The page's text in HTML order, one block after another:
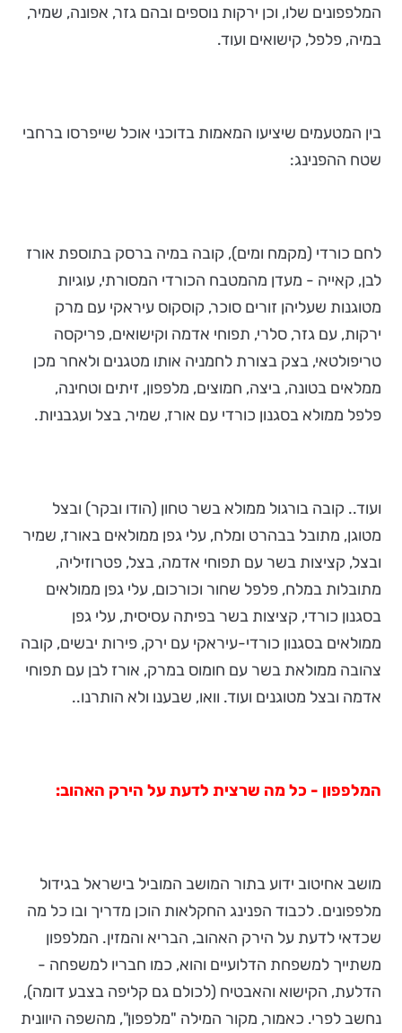
המלפפונים שלו, וכן ירקות נוספים ובהם גזר, אפונה, שמיר,
במיה, פלפל, קישואים ועוד.
בין המטעמים שיציעו המאמות בדוכני אוכל שייפרסו ברחבי
שטח ההפנינג:
לחם כורדי (מקמח ומים), קובה במיה ברסק בתוספת אורז
לבן, קאייה - מעדן מהמטבח הכורדי המסורתי, עוגיות
מטוגנות שעליהן זורים סוכר, קוסקוס עיראקי עם מרק
ירקות, עם גזר, סלרי, תפוחי אדמה וקישואים, פריקסה
טריפולטאי, בצק בצורת לחמניה אותו מטגנים ולאחר מכן
ממלאים בטונה, ביצה, חמוצים, מלפפון, זיתים וטחינה,
פלפל ממולא בסגנון כורדי עם אורז, שמיר, בצל ועגבניות.
ועוד.. קובה בורגול ממולא בשר טחון (הודו ובקר) ובצל
מטוגן, מתובל בבהרט ומלח, עלי גפן ממולאים באורז, שמיר
ובצל, קציצות בשר עם תפוחי אדמה, בצל, פטרוזיליה,
מתובלות במלח, פלפל שחור וכורכום, עלי גפן ממולאים
בסגנון כורדי, קציצות בשר בפיתה עסיסית, עלי גפן
ממולאים בסגנון כורדי-עיראקי עם ירק, פירות יבשים, קובה
צהובה ממולאת בשר עם חומוס במרק, אורז לבן עם תפוחי
אדמה ובצל מטוגנים ועוד. וואו, שבענו ולא הותרנו..
המלפפון - כל מה שרצית לדעת על הירק האהוב:
מושב אחיטוב ידוע בתור המושב המוביל בישראל בגידול
מלפפונים. לכבוד הפנינג החקלאות הוכן מדריך ובו כל מה
שכדאי לדעת על הירק האהוב, הבריא והמזין. המלפפון
משתייך למשפחת הדלועיים והוא, כמו חבריו למשפחה -
הדלעת, הקישוא והאבטיח (לכולם גם קליפה בצבע דומה),
נחשב לפרי. כאמור, מקור המילה "מלפפון", מהשפה היוונית